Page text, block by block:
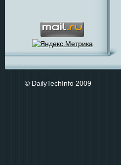
© DailyTechInfo 2009